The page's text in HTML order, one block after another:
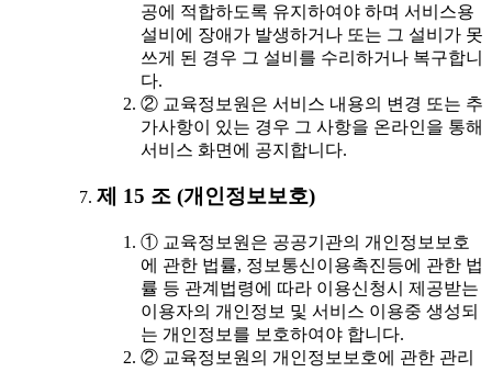
공에 적합하도록 유지하여야 하며 서비스용
설비에 장애가 발생하거나 또는 그 설비가 못
쓰게 된 경우 그 설비를 수리하거나 복구합니
다.
② 교육정보원은 서비스 내용의 변경 또는 추
가사항이 있는 경우 그 사항을 온라인을 통해
서비스 화면에 공지합니다.
제 15 조 (개인정보보호)
① 교육정보원은 공공기관의 개인정보보호
에 관한 법률, 정보통신이용촉진등에 관한 법
률 등 관계법령에 따라 이용신청시 제공받는
이용자의 개인정보 및 서비스 이용중 생성되
는 개인정보를 보호하여야 합니다.
② 교육정보원의 개인정보보호에 관한 관리